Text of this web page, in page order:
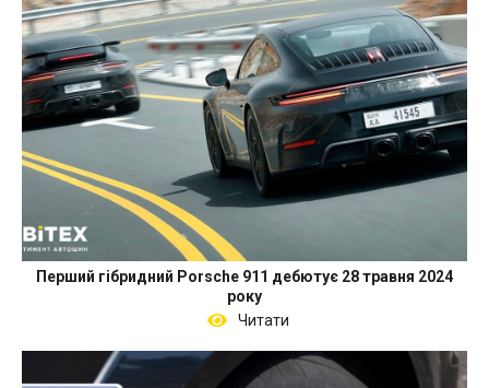
Перший гібридний Porsche 911 дебютує 28 травня 2024
року
Читати